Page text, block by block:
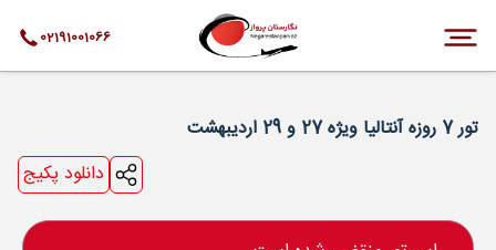
02191001066
تور 7 روزه آنتالیا ویژه 27 و 29 اردیبهشت
دانلود پکیج